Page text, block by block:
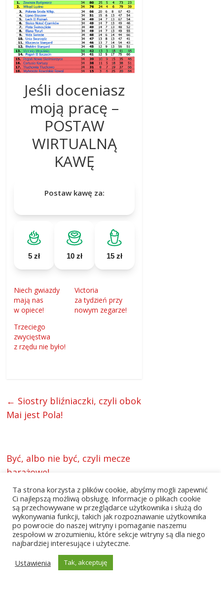
Jeśli doceniasz
moją pracę –
POSTAW
WIRTUALNĄ
KAWĘ
Postaw kawę za:
5 zł 10 zł 15 zł
Niech gwiazdy
mają nas
w opiece!
Victoria
za tydzień przy
nowym zegarze!
Trzeciego
zwycięstwa
z rzędu nie było!
← Siostry bliźniaczki, czyli obok
Mai jest Pola!
Być, albo nie być, czyli mecze
barażowe!
0
Ta strona korzysta z plików cookie, abyśmy mogli zapewnić
Ci najlepszą możliwą obsługę. Informacje o plikach cookie
są przechowywane w przeglądarce użytkownika i służą do
wykonywania funkcji, takich jak rozpoznawanie użytkownika
po powrocie do naszej witryny i pomaganie naszemu
zespołowi w zrozumieniu, które sekcje witryny są dla niego
najbardziej interesujące i użyteczne.
Ustawienia
Tak, akceptuję